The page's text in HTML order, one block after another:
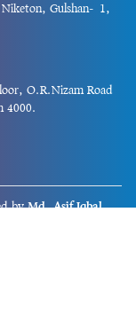
Gulshan-1,
O.R.Nizam Road
4000.
by Md. Asif Iqbal